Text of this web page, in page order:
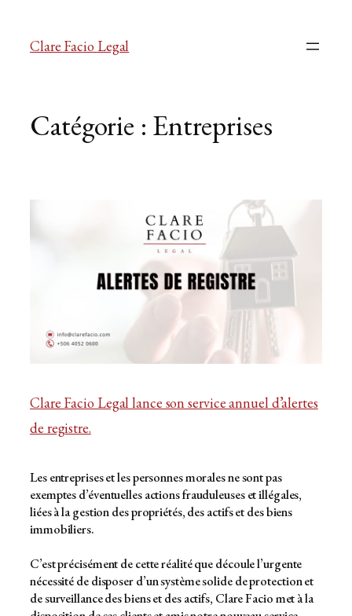
Clare Facio Legal
Catégorie : Entreprises
Clare Facio Legal lance son service annuel d’alertes
de registre.
Les entreprises et les personnes morales ne sont pas
exemptes d’éventuelles actions frauduleuses et illégales,
liées à la gestion des propriétés, des actifs et des biens
immobiliers.
C’est précisément de cette réalité que découle l’urgente
nécessité de disposer d’un système solide de protection et
de surveillance des biens et des actifs, Clare Facio met à la